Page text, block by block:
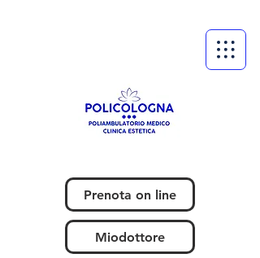
Prenota on line
Miodottore